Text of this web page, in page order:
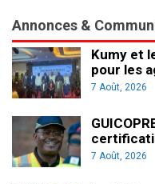
Annonces &
Kumy et
pour les
7 Août, 2026
7 Août, 2026